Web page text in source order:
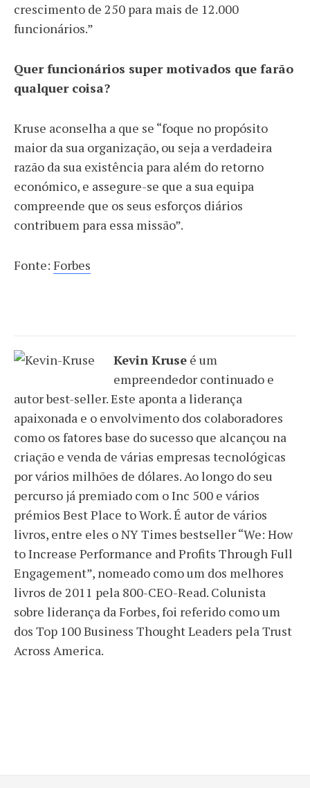
crescimento de 250 para mais de 12.000
funcionários.”
Quer funcionários super motivados que farão
qualquer coisa?
Kruse aconselha a que se “foque no propósito
maior da sua organização, ou seja a verdadeira
razão da sua existência para além do retorno
económico, e assegure-se que a sua equipa
compreende que os seus esforços diários
contribuem para essa missão”.
Fonte: Forbes
Kevin Kruse é um
empreendedor continuado e
autor best-seller. Este aponta a liderança
apaixonada e o envolvimento dos colaboradores
como os fatores base do sucesso que alcançou na
criação e venda de várias empresas tecnológicas
por vários milhões de dólares. Ao longo do seu
percurso já premiado com o Inc 500 e vários
prémios Best Place to Work. É autor de vários
livros, entre eles o NY Times bestseller “We: How
to Increase Performance and Profits Through Full
Engagement”, nomeado como um dos melhores
livros de 2011 pela 800-CEO-Read. Colunista
sobre liderança da Forbes, foi referido como um
dos Top 100 Business Thought Leaders pela Trust
Across America.